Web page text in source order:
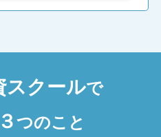
スクールで
３つのこと